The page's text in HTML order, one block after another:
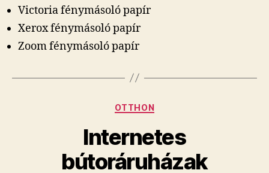
Victoria fénymásoló papír
Xerox fénymásoló papír
Zoom fénymásoló papír
Kategóriák
OTTHON
Internetes
bútoráruházak